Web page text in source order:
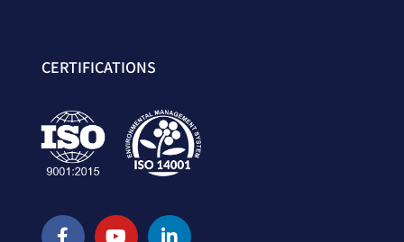
CERTIFICATIONS